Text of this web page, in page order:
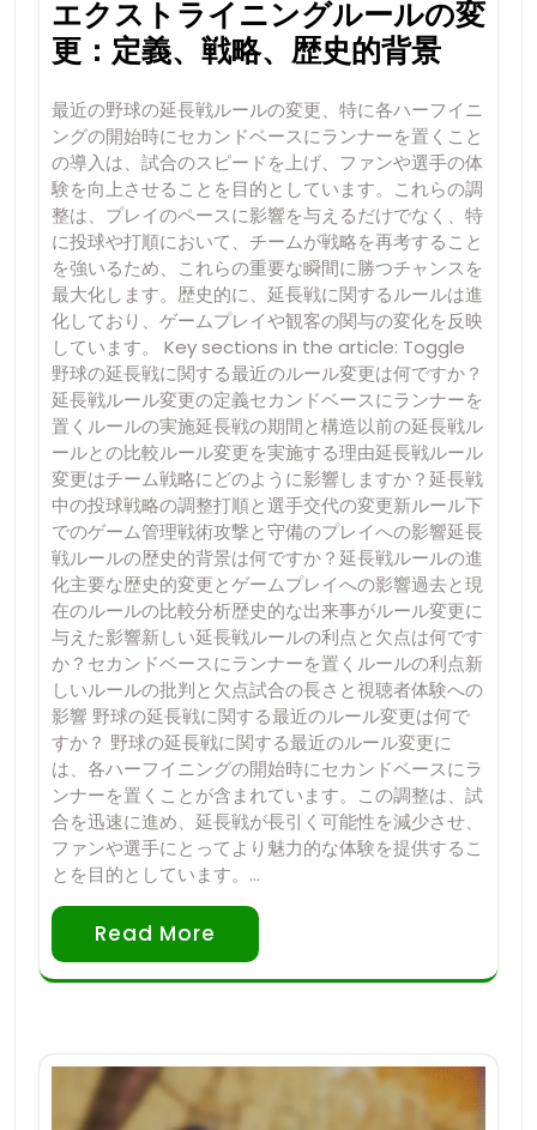
エクストライニングルールの変
更：定義、戦略、歴史的背景
最近の野球の延長戦ルールの変更、特に各ハーフイニ
ングの開始時にセカンドベースにランナーを置くこと
の導入は、試合のスピードを上げ、ファンや選手の体
験を向上させることを目的としています。これらの調
整は、プレイのペースに影響を与えるだけでなく、特
に投球や打順において、チームが戦略を再考すること
を強いるため、これらの重要な瞬間に勝つチャンスを
最大化します。歴史的に、延長戦に関するルールは進
化しており、ゲームプレイや観客の関与の変化を反映
しています。 Key sections in the article: Toggle
野球の延長戦に関する最近のルール変更は何ですか？
延長戦ルール変更の定義セカンドベースにランナーを
置くルールの実施延長戦の期間と構造以前の延長戦ル
ールとの比較ルール変更を実施する理由延長戦ルール
変更はチーム戦略にどのように影響しますか？延長戦
中の投球戦略の調整打順と選手交代の変更新ルール下
でのゲーム管理戦術攻撃と守備のプレイへの影響延長
戦ルールの歴史的背景は何ですか？延長戦ルールの進
化主要な歴史的変更とゲームプレイへの影響過去と現
在のルールの比較分析歴史的な出来事がルール変更に
与えた影響新しい延長戦ルールの利点と欠点は何です
か？セカンドベースにランナーを置くルールの利点新
しいルールの批判と欠点試合の長さと視聴者体験への
影響 野球の延長戦に関する最近のルール変更は何で
すか？ 野球の延長戦に関する最近のルール変更に
は、各ハーフイニングの開始時にセカンドベースにラ
ンナーを置くことが含まれています。この調整は、試
合を迅速に進め、延長戦が長引く可能性を減少させ、
ファンや選手にとってより魅力的な体験を提供するこ
とを目的としています。…
Read More